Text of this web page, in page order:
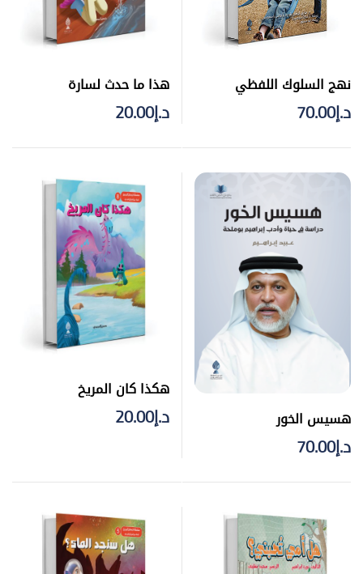
نهج السلوك اللفظي
د.إ70.00
هذا ما حدث لسارة
د.إ20.00
هسيس الخور
د.إ70.00
هكذا كان المريخ
د.إ20.00